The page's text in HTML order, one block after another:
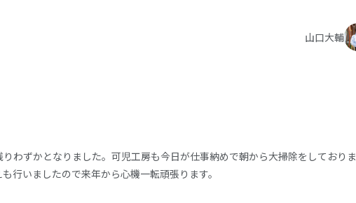
山口大輔
わずかとなりました。可児工房も今日が仕事納めで朝から大掃除をしておりま
行いましたので来年から心機一転頑張ります。